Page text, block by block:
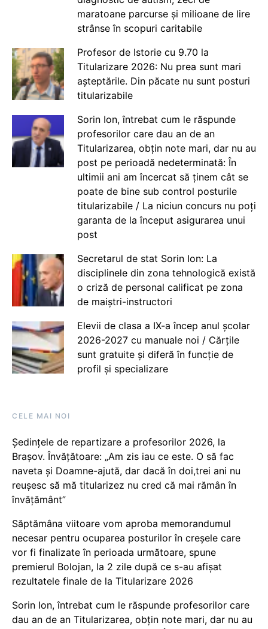
maratoane parcurse și milioane de lire
strânse în scopuri caritabile
Profesor de Istorie cu 9.70 la
Titularizare 2026: Nu prea sunt mari
așteptările. Din păcate nu sunt posturi
titularizabile
Sorin Ion, întrebat cum le răspunde
profesorilor care dau an de an
Titularizarea, obțin note mari, dar nu au
post pe perioadă nedeterminată: În
ultimii ani am încercat să ținem cât se
poate de bine sub control posturile
titularizabile / La niciun concurs nu poți
garanta de la început asigurarea unui
post
Secretarul de stat Sorin Ion: La
disciplinele din zona tehnologică există
o criză de personal calificat pe zona
de maiștri-instructori
Elevii de clasa a IX-a încep anul școlar
2026-2027 cu manuale noi / Cărțile
sunt gratuite și diferă în funcție de
profil și specializare
CELE MAI NOI
Ședințele de repartizare a profesorilor 2026, la
Brașov. Învățătoare: „Am zis iau ce este. O să fac
naveta și Doamne-ajută, dar dacă în doi,trei ani nu
reușesc să mă titularizez nu cred că mai rămân în
învățământ”
Săptămâna viitoare vom aproba memorandumul
necesar pentru ocuparea posturilor în creșele care
vor fi finalizate în perioada următoare, spune
premierul Bolojan, la 2 zile după ce s-au afișat
rezultatele finale de la Titularizare 2026
Sorin Ion, întrebat cum le răspunde profesorilor care
dau an de an Titularizarea, obțin note mari, dar nu au